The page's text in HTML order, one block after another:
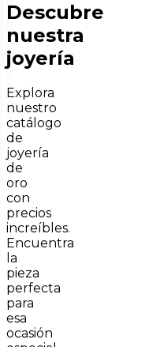
Descubre
nuestra
joyería
Explora
nuestro
catálogo
de
joyería
de
oro
con
precios
increíbles.
Encuentra
la
pieza
perfecta
para
esa
ocasión